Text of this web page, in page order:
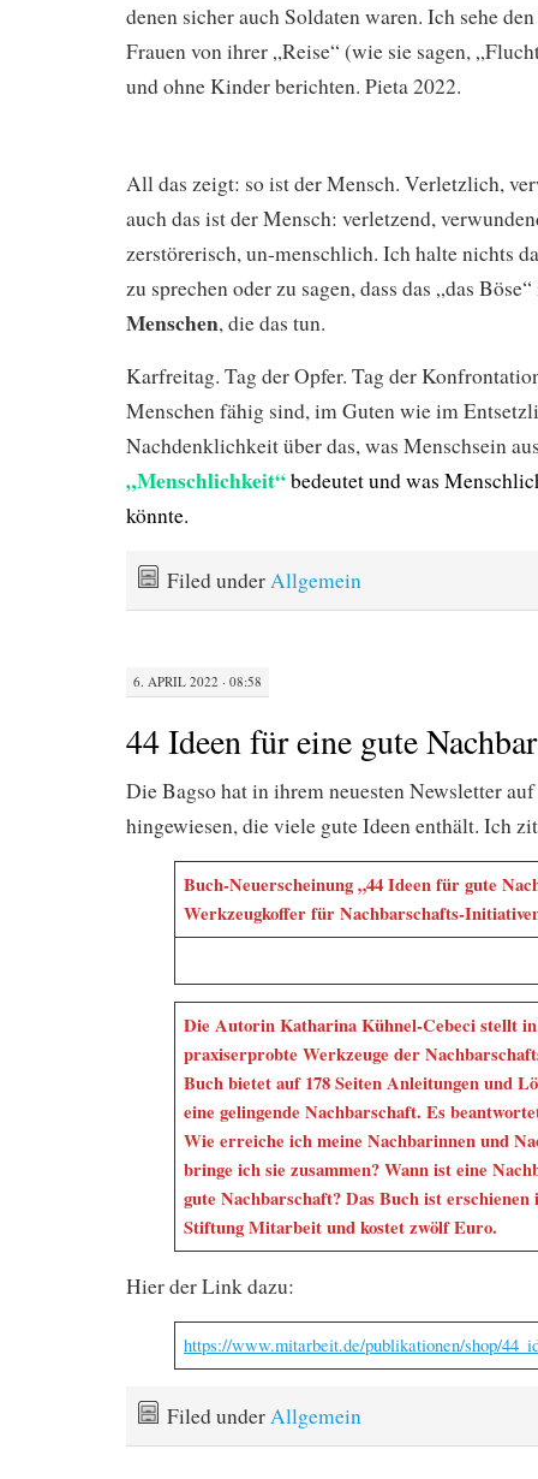
denen sicher auch Soldaten waren. Ich sehe
Frauen von ihrer „Reise“ (wie sie sagen,
und ohne Kinder berichten. Pieta 2022.
All das zeigt: so ist der Mensch. Verletzlich,
auch das ist der Mensch: verletzend,
zerstörerisch, un-menschlich. Ich halte nichts
zu sprechen oder zu sagen, dass das „das
Menschen, die das tun.
Karfreitag. Tag der Opfer. Tag der
Menschen fähig sind, im Guten wie im
Nachdenklichkeit über das, was Menschsein
„Menschlichkeit“bedeutet und was
könnte.
Filed underAllgemein
6. APRIL 2022 · 08:58
44 Ideen für eine gute
Die Bagso hat in ihrem neuesten Newsletter
hingewiesen, die viele gute Ideen enthält. Ich
Buch-Neuerscheinung „44 Ideen für gute
Werkzeugkoffer für Nachbarschafts-
Die Autorin Katharina Kühnel-Cebeci stellt
praxiserprobte Werkzeuge der
Buch bietet auf 178 Seiten Anleitungen und
eine gelingende Nachbarschaft. Es
Wie erreiche ich meine Nachbarinnen und
bringe ich sie zusammen? Wann ist eine
gute Nachbarschaft? Das Buch ist
Stiftung Mitarbeit und kostet zwölf Euro.
Hier der Link dazu:
https://www.mitarbeit.de/publikationen/shop/
Filed underAllgemein